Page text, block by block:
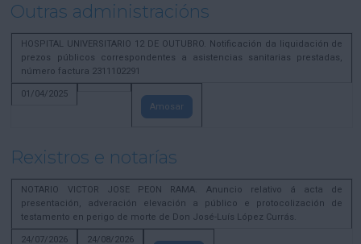
Outras administracións
HOSPITAL UNIVERSITARIO 12 DE OUTUBRO. Notificación da liquidación de
prezos públicos correspondentes a asistencias sanitarias prestadas,
número factura 2311102291
01/04/2025
Amosar
Rexistros e notarías
NOTARIO VICTOR JOSE PEON RAMA. Anuncio relativo á acta de
presentación, adveración elevación a público e protocolización de
testamento en perigo de morte de Don José-Luís López Currás.
24/07/2026
24/08/2026